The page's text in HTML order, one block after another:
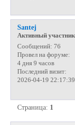
Santej
Активный участник
Сообщений: 76
Провел на форуме:
4 дня 9 часов
Последний визит:
2026-04-19 22:17:39
Страница: 1